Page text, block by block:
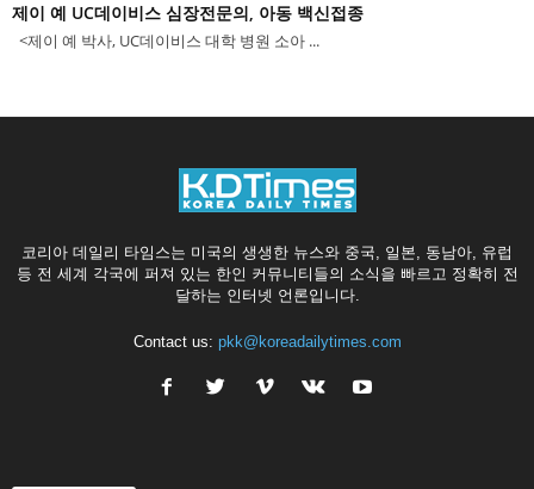
제이 예 UC데이비스 심장전문의, 아동 백신접종
<제이 예 박사, UC데이비스 대학 병원 소아 ...
코리아 데일리 타임스는 미국의 생생한 뉴스와 중국, 일본, 동남아, 유럽
등 전 세계 각국에 퍼져 있는 한인 커뮤니티들의 소식을 빠르고 정확히 전
달하는 인터넷 언론입니다.
Contact us: pkk@koreadailytimes.com